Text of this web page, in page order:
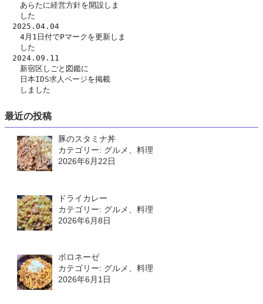
あらたに経営方針を開設しま
した
2025.04.04
4月1日付でPマークを更新しま
した
2024.09.11
新宿区しごと図鑑に
日本IDS求人ページを掲載
しました
最近の投稿
豚のスタミナ丼
カテゴリー: グルメ、料理
2026年6月22日
ドライカレー
カテゴリー: グルメ、料理
2026年6月8日
ボロネーゼ
カテゴリー: グルメ、料理
2026年6月1日